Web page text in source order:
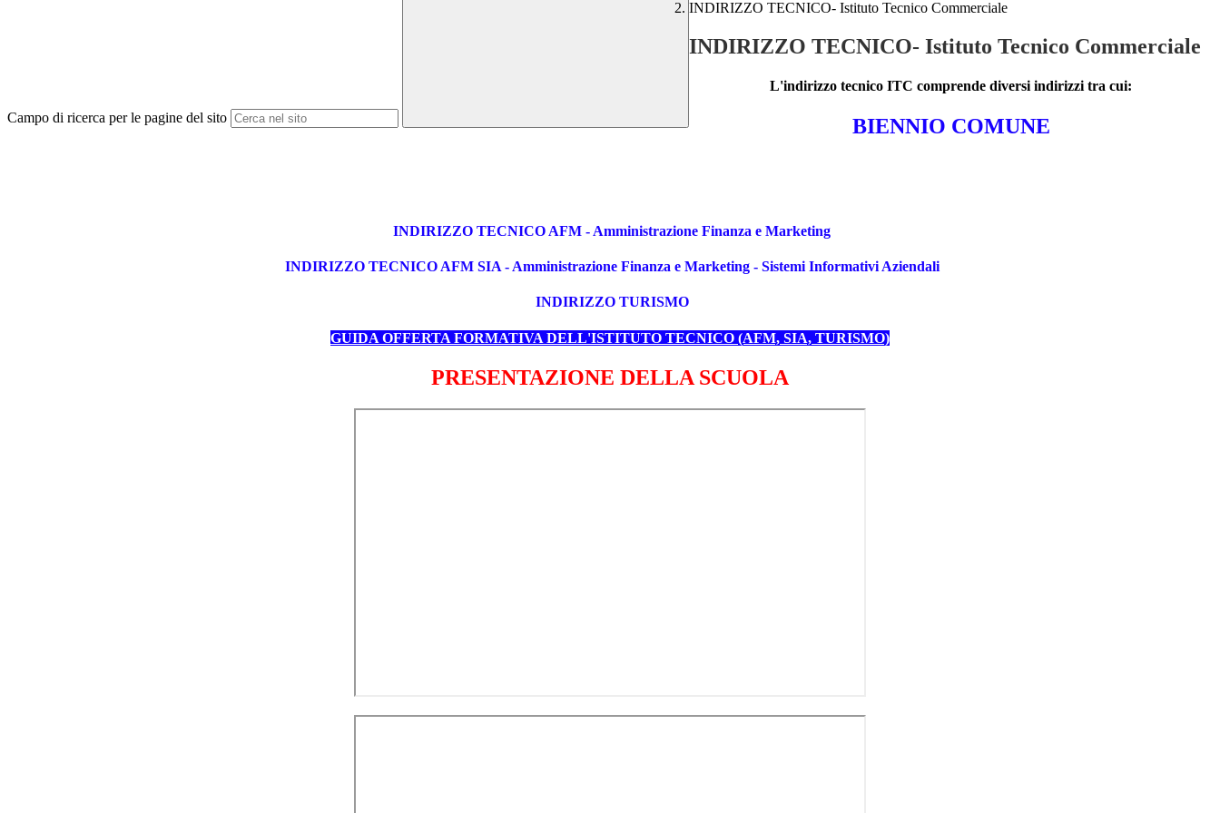
Campo di ricerca per le pagine del sito
INDIRIZZO TECNICO- Istituto Tecnico Commerciale
INDIRIZZO TECNICO- Istituto Tecnico Commerciale
L'indirizzo tecnico ITC comprende diversi indirizzi tra cui:
BIENNIO COMUNE
INDIRIZZO TECNICO AFM - Amministrazione Finanza e Marketing
INDIRIZZO TECNICO AFM SIA- Amministrazione Finanza e Marketing - Sistemi Informativi Aziendali
INDIRIZZO TURISMO
GUIDA OFFERTA FORMATIVA DELL'ISTITUTO TECNICO (AFM, SIA, TURISMO)
PRESENTAZIONE DELLA SCUOLA